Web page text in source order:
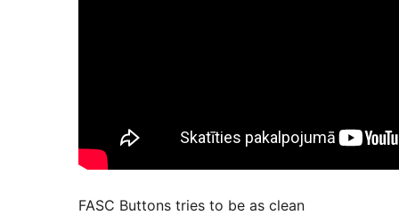
FASC Buttons tries to be as clean